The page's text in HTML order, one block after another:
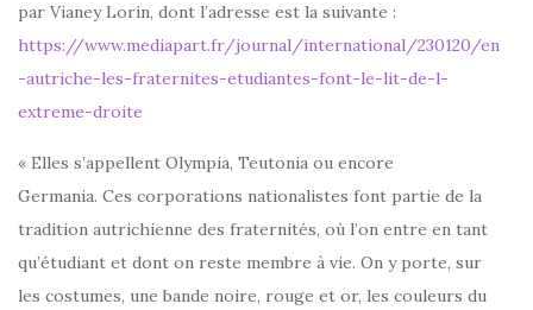
par Vianey Lorin, dont l’adresse est la suivante :
https://www.mediapart.fr/journal/international/230120/en
-autriche-les-fraternites-etudiantes-font-le-lit-de-l-
extreme-droite
« Elles s’appellent Olympia, Teutonia ou encore
Germania. Ces corporations nationalistes font partie de la
tradition autrichienne des fraternités, où l’on entre en tant
qu’étudiant et dont on reste membre à vie. On y porte, sur
les costumes, une bande noire, rouge et or, les couleurs du